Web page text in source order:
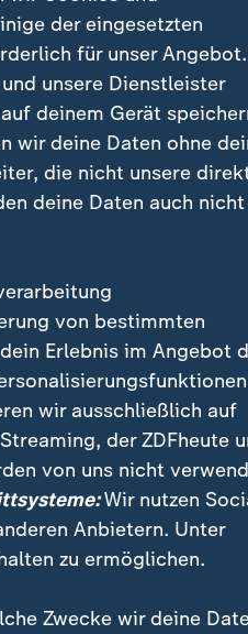
leise oder monotone
Zahlen zufolge fast
- und seiner
Karriere so wichtige
vielen Gründen für die
wie das
habe keine
ein Zeichen.
der eingesetzten
für unser
unsere Dienstleister
deinem Gerät
wir deine Daten ohne
die nicht unsere
deine Daten auch nicht
von bestimmten
Erlebnis im Angebot
wir ausschließlich auf
der ZDFheute
von uns nicht
Wir nutzen
Anbietern. Unter
zu ermöglichen.
Zwecke wir deine